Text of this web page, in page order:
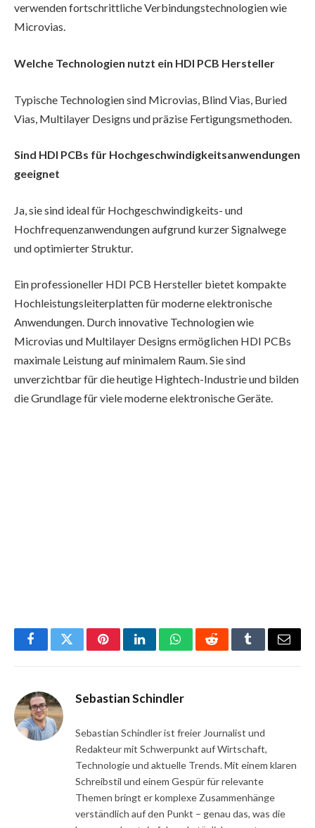
verwenden fortschrittliche Verbindungstechnologien wie
Microvias.
Welche Technologien nutzt ein HDI PCB Hersteller
Typische Technologien sind Microvias, Blind Vias, Buried
Vias, Multilayer Designs und präzise Fertigungsmethoden.
Sind HDI PCBs für Hochgeschwindigkeitsanwendungen
geeignet
Ja, sie sind ideal für Hochgeschwindigkeits- und
Hochfrequenzanwendungen aufgrund kurzer Signalwege
und optimierter Struktur.
Ein professioneller HDI PCB Hersteller bietet kompakte
Hochleistungsleiterplatten für moderne elektronische
Anwendungen. Durch innovative Technologien wie
Microvias und Multilayer Designs ermöglichen HDI PCBs
maximale Leistung auf minimalem Raum. Sie sind
unverzichtbar für die heutige Hightech-Industrie und bilden
die Grundlage für viele moderne elektronische Geräte.
FacebookTwitterPinterestLinkedInWhatsAppRedditTumblrEmail
Sebastian Schindler
Sebastian Schindler ist freier Journalist und
Redakteur mit Schwerpunkt auf Wirtschaft,
Technologie und aktuelle Trends. Mit einem klaren
Schreibstil und einem Gespür für relevante
Themen bringt er komplexe Zusammenhänge
verständlich auf den Punkt – genau das, was die